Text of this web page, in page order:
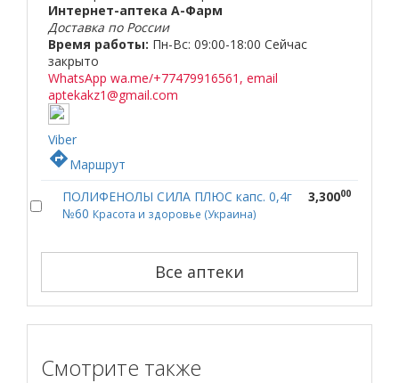
Интернет-аптека А-Фарм
Доставка по России
Время работы: Пн-Вс: 09:00-18:00 Сейчас
закрыто
WhatsApp wa.me/+77479916561, email
aptekakz1@gmail.com
Viber
directionsМаршрут
ПОЛИФЕНОЛЫ СИЛА ПЛЮС капс. 0,4г
№60 Красота и здоровье (Украина)
3,30000
Все аптеки
Смотрите также